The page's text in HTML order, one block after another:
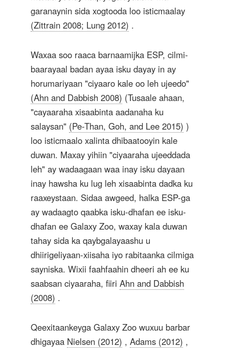
garanaynin sida xogtooda loo isticmaalay
(Zittrain 2008; Lung 2012) .
Waxaa soo raaca barnaamijka ESP, cilmi-
baarayaal badan ayaa isku dayay in ay
horumariyaan "ciyaaro kale oo leh ujeedo"
(Ahn and Dabbish 2008) (Tusaale ahaan,
"cayaaraha xisaabinta aadanaha ku
salaysan" (Pe-Than, Goh, and Lee 2015) )
loo isticmaalo xalinta dhibaatooyin kale
duwan. Maxay yihiin "ciyaaraha ujeeddada
leh" ay wadaagaan waa inay isku dayaan
inay hawsha ku lug leh xisaabinta dadka ku
raaxeystaan. Sidaa awgeed, halka ESP-ga
ay wadaagto qaabka isku-dhafan ee isku-
dhafan ee Galaxy Zoo, waxay kala duwan
tahay sida ka qaybgalayaashu u
dhiirigeliyaan-xiisaha iyo rabitaanka cilmiga
sayniska. Wixii faahfaahin dheeri ah ee ku
saabsan ciyaaraha, fiiri Ahn and Dabbish
(2008) .
Qeexitaankeyga Galaxy Zoo wuxuu barbar
dhigayaa Nielsen (2012) , Adams (2012) ,